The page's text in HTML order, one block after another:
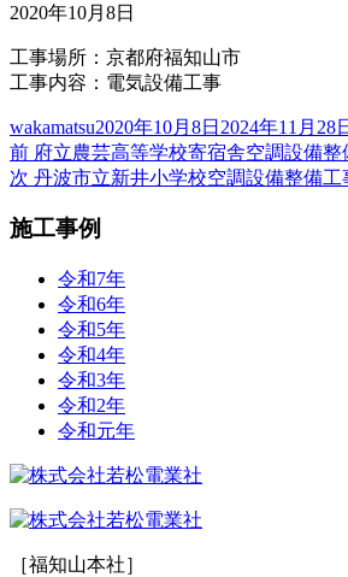
2020年10月8日
工事場所：京都府福知山市
工事内容：電気設備工事
投
稿
者
wakamatsu投
稿
日:
2020年10月8日 2024年11月28
投
稿
ナ
ン
前 前
の
稿:
府立農芸高等学校寄宿舎空調設備整
次 次
投
丹波市立新井小学校空調設備整備工
施工事例
令和7年
令和6年
令和5年
令和4年
令和3年
令和2年
令和元年
［福知山本社］